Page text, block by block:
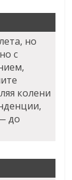
но
с
колени
до